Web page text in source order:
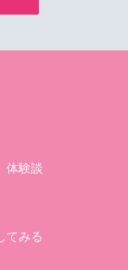
体験談
てみる